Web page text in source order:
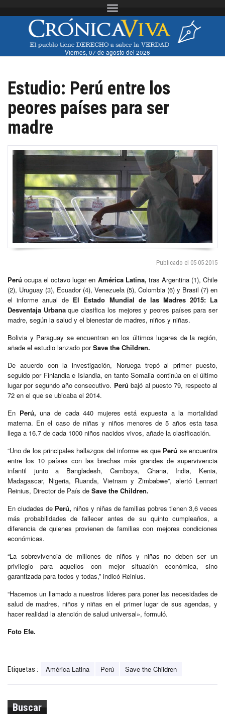
Toggle navigation
Viernes, 07 de agosto del 2026
Estudio: Perú entre los
peores países para ser
madre
Publicado el 05-05-2015
Perú ocupa el octavo lugar en América Latina, tras Argentina (1), Chile
(2), Uruguay (3), Ecuador (4), Venezuela (5), Colombia (6) y Brasil (7) en
el informe anual de El Estado Mundial de las Madres 2015: La
Desventaja Urbanaque clasifica los mejores y peores países para ser
madre, según la salud y el bienestar de madres, niños y niñas.
Bolivia y Paraguay se encuentran en los últimos lugares de la región,
añade el estudio lanzado porSave the Children.
De acuerdo con la investigación, Noruega trepó al primer puesto,
seguido por Finlandia e Islandia, en tanto Somalia continúa en el último
lugar por segundo año consecutivo. Perú bajó al puesto 79, respecto al
72 en el que se ubicaba el 2014.
En Perú, una de cada 440 mujeres está expuesta a la mortalidad
materna. En el caso de niñas y niños menores de 5 años esta tasa
llega a 16.7 de cada 1000 niños nacidos vivos, añade la clasificación.
“Uno de los principales hallazgos del informe es que Perú se encuentra
entre los 10 países con las brechas más grandes de supervivencia
infantil junto a Bangladesh, Camboya, Ghana, India, Kenia,
Madagascar, Nigeria, Ruanda, Vietnam y Zimbabwe”, alertó Lennart
Reinius, Director de País de Save the Children.
En ciudades de Perú, niños y niñas de familias pobres tienen 3,6 veces
más probabilidades de fallecer antes de su quinto cumpleaños, a
diferencia de quienes provienen de familias con mejores condiciones
económicas.
“La sobrevivencia de millones de niños y niñas no deben ser un
privilegio para aquellos con mejor situación económica, sino
garantizada para todos y todas,” indicó Reinius.
“Hacemos un llamado a nuestros líderes para poner las necesidades de
salud de madres, niños y niñas en el primer lugar de sus agendas, y
hacer realidad la atención de salud universal», formuló.
Foto Efe.
Etiquetas : América Latina Perú Save the Children
Buscar